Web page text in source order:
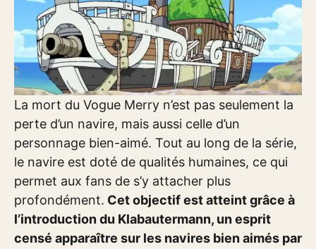
La mort du Vogue Merry n’est pas seulement la
perte d’un navire, mais aussi celle d’un
personnage bien-aimé. Tout au long de la série,
le navire est doté de qualités humaines, ce qui
permet aux fans de s’y attacher plus
profondément. Cet objectif est atteint grâce à
l’introduction du Klabautermann, un esprit
censé apparaître sur les navires bien aimés par